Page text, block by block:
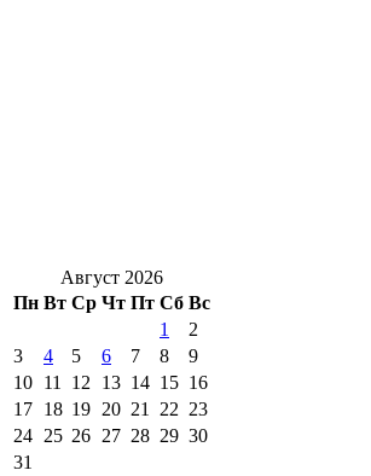
Август 2026
Пн Вт Ср Чт Пт Сб Вс
1
2
3
4 5 6 7 8
9
10 11 12 13 14 15 16
17 18 19 20 21 22 23
24 25 26 27 28 29 30
31